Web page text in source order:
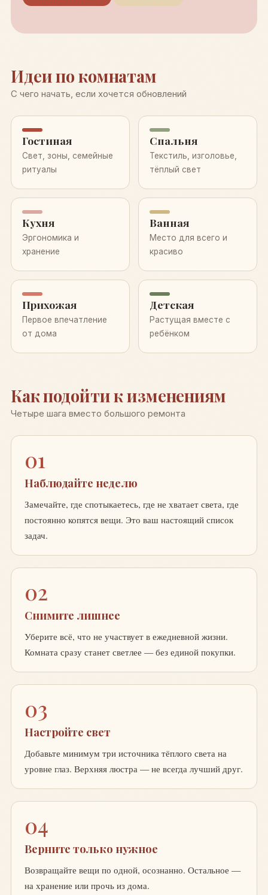
Идеи по комнатам
С чего начать, если хочется обновлений
Гостиная
Свет, зоны, семейные
ритуалы
Спальня
Текстиль, изголовье,
тёплый свет
Кухня
Эргономика и
хранение
Ванная
Место для всего и
красиво
Прихожая
Первое впечатление
от дома
Детская
Растущая вместе с
ребёнком
Как подойти к изменениям
Четыре шага вместо большого ремонта
01
Наблюдайте неделю
Замечайте, где спотыкаетесь, где не хватает света, где
постоянно копятся вещи. Это ваш настоящий список
задач.
02
Снимите лишнее
Уберите всё, что не участвует в ежедневной жизни.
Комната сразу станет светлее — без единой покупки.
03
Настройте свет
Добавьте минимум три источника тёплого света на
уровне глаз. Верхняя люстра — не всегда лучший друг.
04
Верните только нужное
Возвращайте вещи по одной, осознанно. Остальное —
на хранение или прочь из дома.